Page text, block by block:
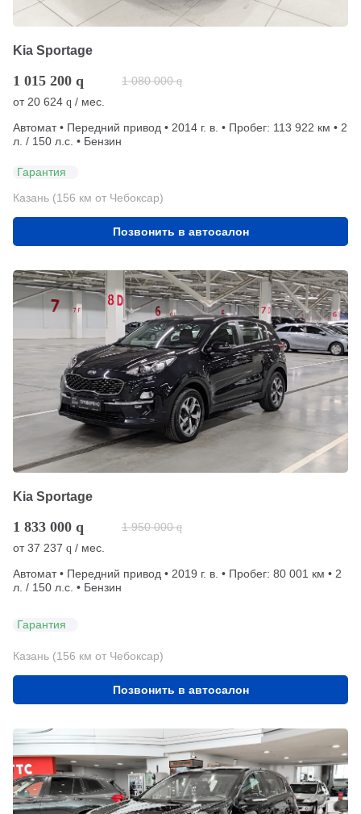
Kia Sportage
1 015 200 q 1 080 000 q
от 20 624 q / мес.
Автомат • Передний привод • 2014 г. в. • Пробег: 113 922 км • 2
л. / 150 л.с. • Бензин
Гарантия
Казань (156 км от Чебоксар)
Позвонить в автосалон
Kia Sportage
1 833 000 q 1 950 000 q
от37 237 q / мес.
Автомат • Передний привод • 2019 г. в. • Пробег: 80 001 км • 2
л. / 150 л.с. • Бензин
Гарантия
Казань (156 км от Чебоксар)
Позвонить в автосалон